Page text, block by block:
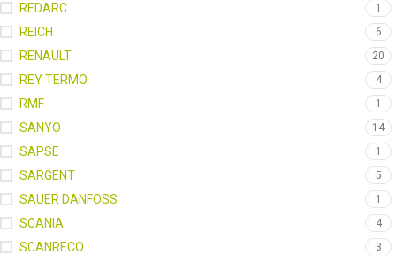
REDARC 1
REICH 6
RENAULT 20
REY TERMO 4
RMF 1
SANYO 14
SAPSE 1
SARGENT 5
SAUER DANFOSS 1
SCANIA 4
SCANRECO 3